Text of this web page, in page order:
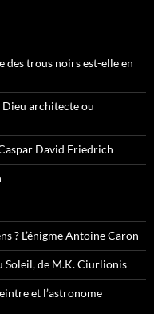
des trous noirs est-elle en
Dieu architecte ou
David Friedrich
? L’énigme Antoine Caron
Soleil, de M.K. Ciurlionis
et l’astronome